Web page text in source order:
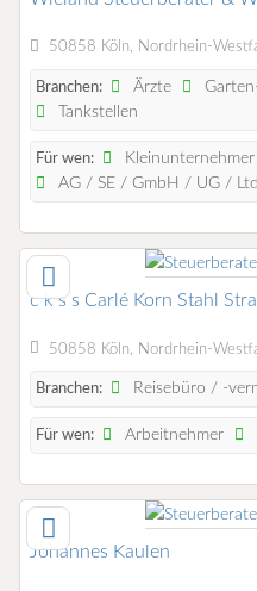
50858 Köln, Nordrhein-
Branchen: Ärzte
Tankstellen
Für wen:
AG / SE / GmbH / UG /
c k s s Carlé Korn Stahl
50858 Köln, Nordrhein-
Branchen: Reisebüro / -
Für wen: Arbeitnehmer
Johannes Kaulen